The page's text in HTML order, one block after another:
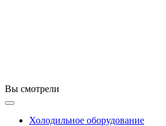
Вы смотрели
Холодильное оборудование